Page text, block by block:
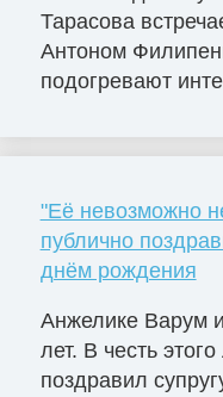
Тарасова
Антоном
подогревают
"Её невозможно
публично
днём рождения
Анжелике Варум
лет. В честь
поздравил